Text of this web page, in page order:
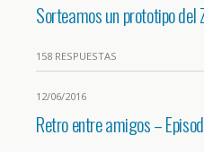
Sorteamos un prototipo del
158 RESPUESTAS
12/06/2016
Retro entre amigos –